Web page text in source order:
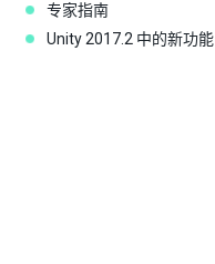
专家指南
Unity 2017.2 中的新功能